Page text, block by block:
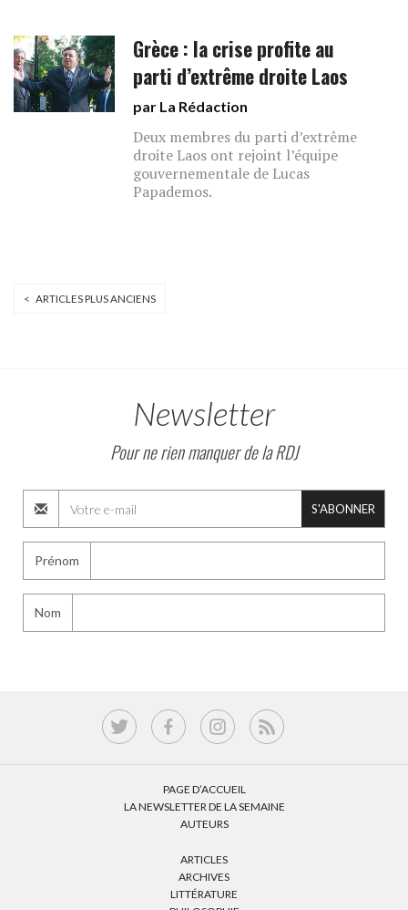
Grèce : la crise profite au
parti d’extrême droite Laos
par La Rédaction
Deux membres du parti d’extrême
droite Laos ont rejoint l’équipe
gouvernementale de Lucas
Papademos.
< ARTICLES PLUS ANCIENS
Newsletter
Pour ne rien manquer de la RDJ
S'ABONNER
Prénom
Nom
PAGE D’ACCUEIL
LA NEWSLETTER DE LA SEMAINE
AUTEURS
ARTICLES
ARCHIVES
LITTÉRATURE